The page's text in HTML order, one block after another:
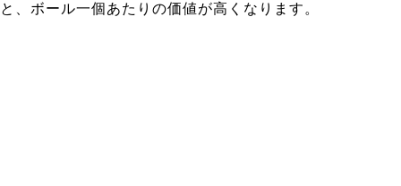
と、 ボール一個あたりの価値が高くなります。